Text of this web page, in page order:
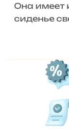
Она имеет
сиденье